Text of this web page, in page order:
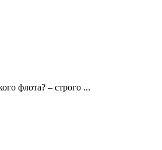
флота? – строго ...